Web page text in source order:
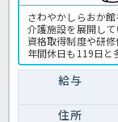
さわやかしらおか
介護施設を展開し
資格取得制度や研
年間休日も119日と
になります☆ 定年
条件面は変わらず
是非ほっ介護まで
務全般です。 ＜
給与
住所